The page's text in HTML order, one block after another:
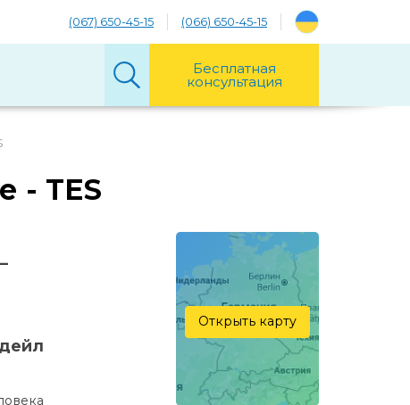
(067) 650-45-15 (066) 650-45-15
Бесплатная
консультация
- TES
Открыть карту